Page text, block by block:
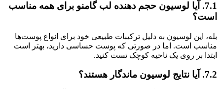
7.1. آیا لوسیون حجم دهنده لب گامنو برای همه مناسب
است؟
بله، این لوسیون به دلیل ترکیبات طبیعی خود برای انواع پوست‌ها
مناسب است. اما در صورتی که پوست حساسی دارید، بهتر است
ابتدا بر روی یک ناحیه کوچک تست کنید.
7.2. آیا نتایج لوسیون ماندگار هستند؟